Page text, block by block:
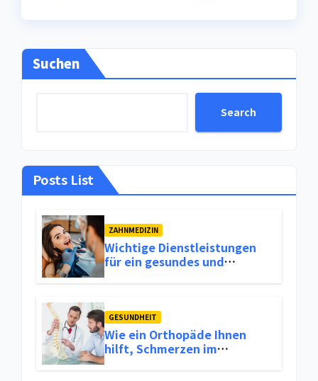
Suchen
Search
Posts List
ZAHNMEDIZIN
Wichtige Dienstleistungen
für ein gesundes und
GESUNDHEIT
Wie ein Orthopäde Ihnen
hilft, Schmerzen im